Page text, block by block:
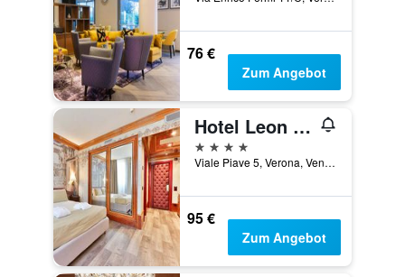
76 €
Zum Angebot
Hotel Leon D'oro
4 Sterne
Viale Piave 5, Verona, Venetien, Italien
95 €
Zum Angebot